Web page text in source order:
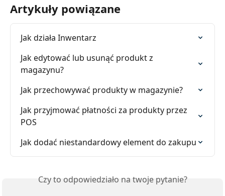
Artykuły powiązane
Jak działa Inwentarz
Jak edytować lub usunąć produkt z
magazynu?
Jak przechowywać produkty w magazynie?
Jak przyjmować płatności za produkty przez
POS
Jak dodać niestandardowy element do zakupu
Czy to odpowiedziało na twoje pytanie?